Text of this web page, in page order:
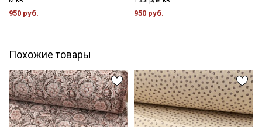
950 руб. 950 руб.
Похожие товары
промокоды и скидки до 30% на узкие
Подписаться